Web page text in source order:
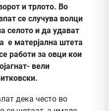
и трлото. Во
се случува волци
селото и да удават
е матерјална штета
работи за овци кои
вели
дека често во